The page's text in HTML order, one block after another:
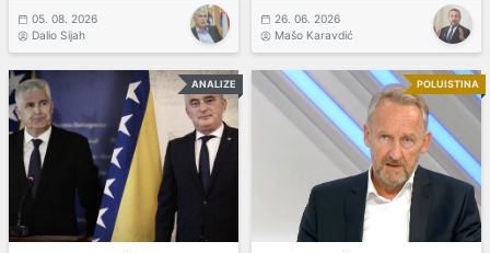
05. 08. 2026
Dalio Sijah
26. 06. 2026
Mašo Karavdić
ANALIZE POLUISTINA